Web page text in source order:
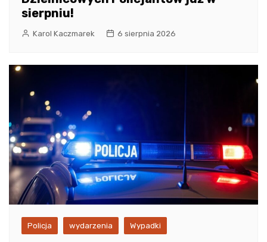
sierpniu!
Karol Kaczmarek 6 sierpnia 2026
Policja wydarzenia Wypadki